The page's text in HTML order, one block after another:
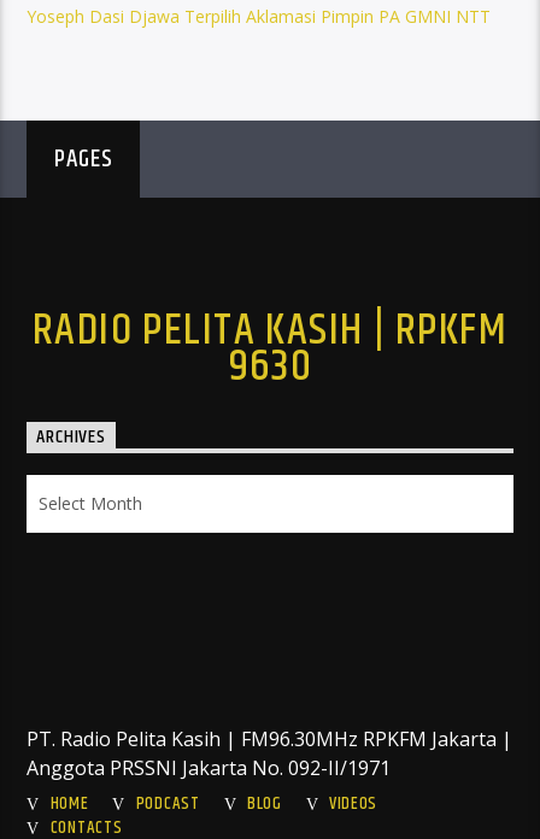
Yoseph Dasi Djawa Terpilih Aklamasi Pimpin PA GMNI NTT
PAGES
RADIO PELITA KASIH | RPKFM
9630
ARCHIVES
PT. Radio Pelita Kasih | FM96.30MHz RPKFM Jakarta |
Anggota PRSSNI Jakarta No. 092-II/1971
HOME
PODCAST BLOG
VIDEOS
CONTACTS